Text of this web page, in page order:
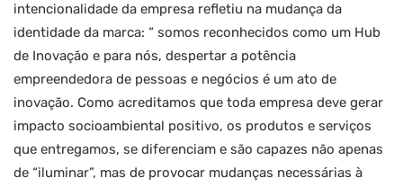
intencionalidade da empresa refletiu na mudança da
identidade da marca: “ somos reconhecidos como um Hub
de Inovação e para nós, despertar a potência
empreendedora de pessoas e negócios é um ato de
inovação. Como acreditamos que toda empresa deve gerar
impacto socioambiental positivo, os produtos e serviços
que entregamos, se diferenciam e são capazes não apenas
de “iluminar”, mas de provocar mudanças necessárias à